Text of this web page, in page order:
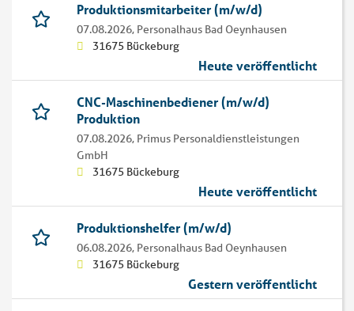
Produktionsmitarbeiter (m/w/d)
07.08.2026, Personalhaus Bad Oeynhausen
31675 Bückeburg
Heute veröffentlicht
CNC-Maschinenbediener (m/w/d)
Produktion
07.08.2026, Primus Personaldienstleistungen
GmbH
31675 Bückeburg
Heute veröffentlicht
Produktionshelfer (m/w/d)
06.08.2026, Personalhaus Bad Oeynhausen
31675 Bückeburg
Gestern veröffentlicht